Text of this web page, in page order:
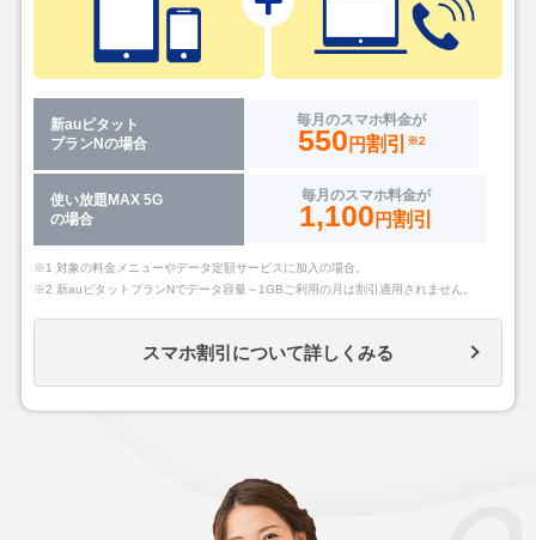
新auピタット
プランNの場合
毎月のスマホ料金が
550 円割引 ※2
使い放題MAX 5G
の場合
毎月のスマホ料金が
1,100 円割引
※1 対象の料金メニューやデータ定額サービスに加入の場合。
※2 新auピタットプランNでデータ容量～1GBご利用の月は割引適用されません。
スマホ割引について詳しくみる